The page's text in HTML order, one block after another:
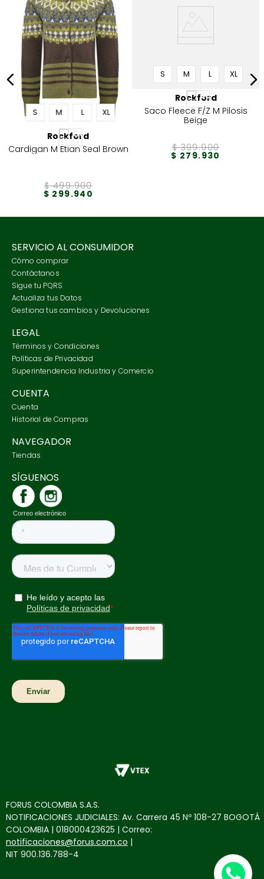
S M L XL
Rockford
Cardigan M Etian Seal Brown
$ 499.900
$ 299.940
S M L XL
Rockford
Saco Fleece F/Z M Pilosis
Beige
$ 399.900
$ 279.930
SERVICIO AL CONSUMIDOR
Cómo comprar
Contáctanos
Sigue tu PQRS
Actualiza tus Datos
Gestiona tus cambios y Devoluciones
LEGAL
Términos y Condiciones
Políticas de Privacidad
Superintendencia Industria y Comercio
CUENTA
Cuenta
Historial de Compras
NAVEGADOR
Tiendas
SÍGUENOS
FORUS COLOMBIA S.A.S.
NOTIFICACIONES JUDICIALES: Av. Carrera 45 Nº 108-27 BOGOTÁ
COLOMBIA | 018000423625 | Correo:
notificaciones@forus.com.co |
NIT 900.136.788-4